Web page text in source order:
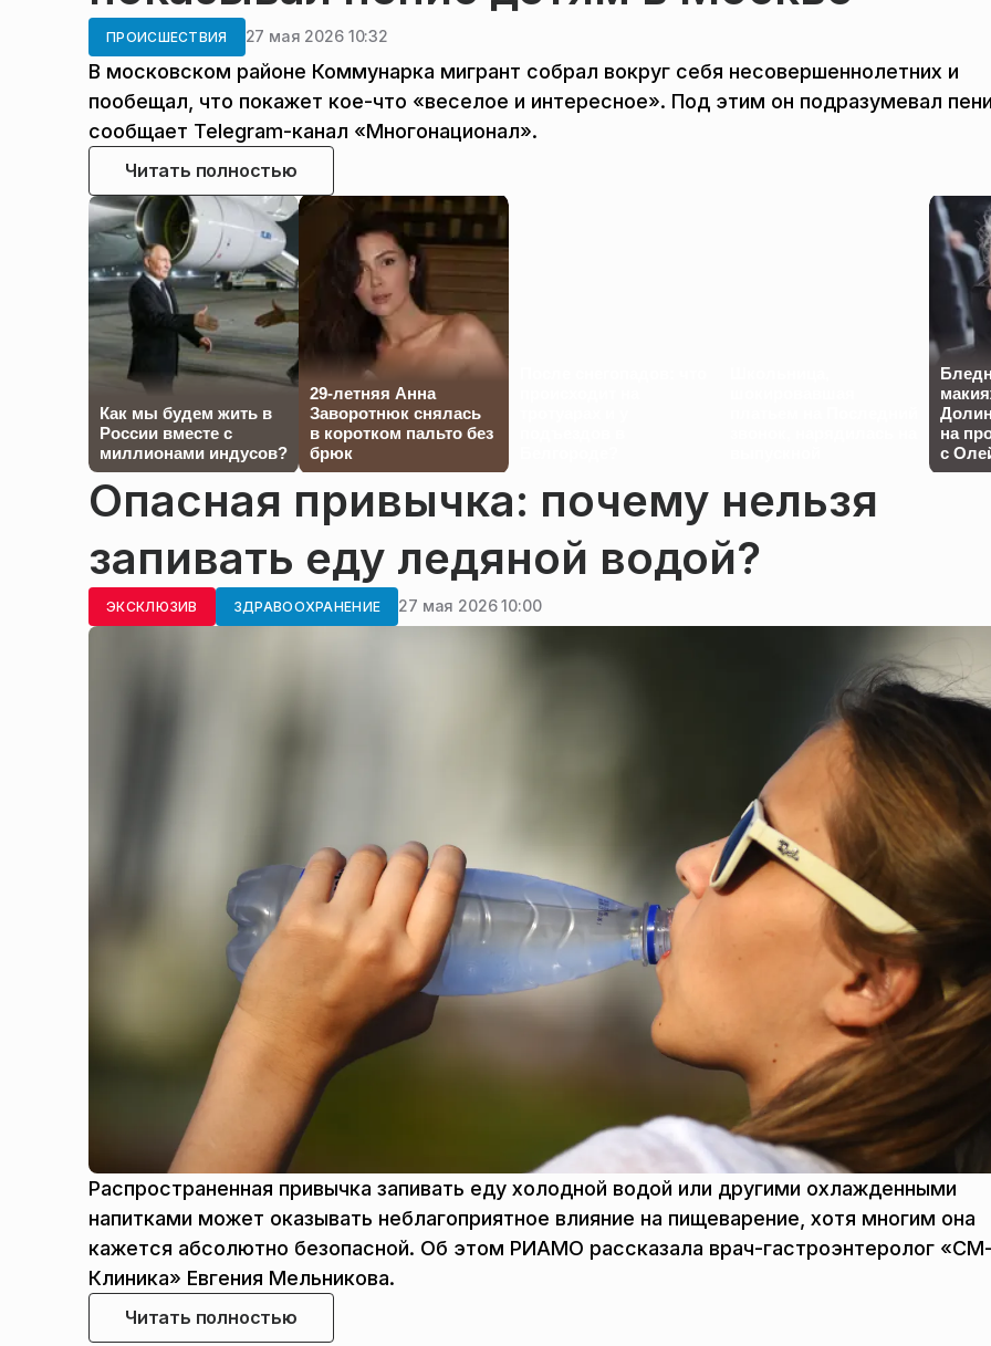
ПРОИСШЕСТВИЯ 27 мая 2026 10:32
В московском районе Коммунарка мигрант собрал вокруг себя несовершеннолетних и
пообещал, что покажет кое-что «веселое и интересное». Под этим он подразумевал
сообщает Telegram-канал «Многонационал».
Читать полностью
Как мы будем жить в
России вместе с
миллионами индусов?
29-летняя Анна
Заворотнюк снялась
в коротком пальто без
брюк
на
с
Опасная привычка: почему нельзя
запивать еду ледяной водой?
ЭКСКЛЮЗИВ ЗДРАВООХРАНЕНИЕ 27 мая 2026 10:00
Распространенная привычка запивать еду холодной водой или другими охлажденными
напитками может оказывать неблагоприятное влияние на пищеварение, хотя многим она
кажется абсолютно безопасной. Об этом РИАМО рассказала врач-гастроэнтеролог
Клиника» Евгения Мельникова.
Читать полностью